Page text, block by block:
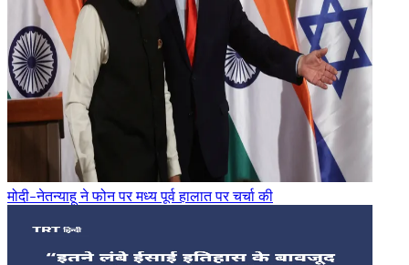
मोदी-नेतन्याहू ने फोन पर मध्य पूर्व हालात पर चर्चा की